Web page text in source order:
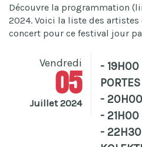
Découvre la programmation
2024. Voici la liste des
concert pour ce festival jour
Vendredi
05
Juillet 2024
- 19H00
PORTES
- 20H00
- 21H00
-